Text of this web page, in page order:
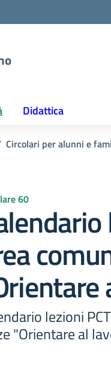
Didattica
Circolari per alunni e
60
lezioni
"Orientare al